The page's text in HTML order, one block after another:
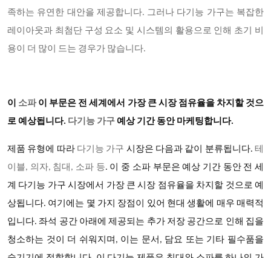
족하는 유연한 대안을 제공합니다. 그러나 다기능 가구는 복잡한
레이아웃과 최첨단 구성 요소 및 시스템의 활용으로 인해 초기 비
용이 더 많이 드는 경우가 많습니다.
이 소파 이 부문은 전 세계에서 가장 큰 시장 점유율을 차지할 것으
로 예상됩니다. 다기능 가구 예상 기간 동안 마케팅합니다.
제품 유형에 따라 다기능 가구 시장은 다음과 같이 분류됩니다.테
이블, 의자, 침대, 소파 등. 이 중 소파 부문은 예상 기간 동안 전 세
계 다기능 가구 시장에서 가장 큰 시장 점유율을 차지할 것으로 예
상됩니다. 여기에는 몇 가지 장점이 있어 현대 생활에 매우 매력적
입니다. 좌석 공간 아래에 제공되는 추가 저장 공간으로 인해 집을
청소하는 것이 더 쉬워지며, 이는 문서, 담요 또는 기타 필수품을